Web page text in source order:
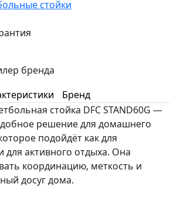
стойки
бренда
Бренд
стойка DFC STAND60G —
решение для домашнего
подойдёт как для
для активного отдыха. Она
координацию, меткость и
досуг дома.